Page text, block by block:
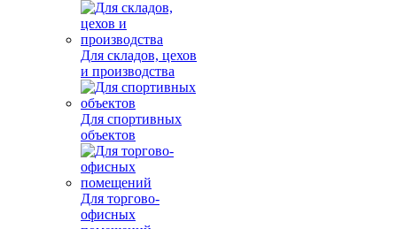
Для складов, цехов
и производства
Для спортивных
объектов
Для торгово-
офисных